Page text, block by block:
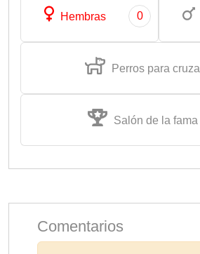
Hembras 0
Perros para cruza
Salón de la fama
Comentarios